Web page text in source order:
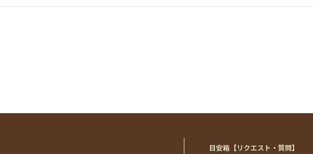
目安箱【リクエスト・質問】